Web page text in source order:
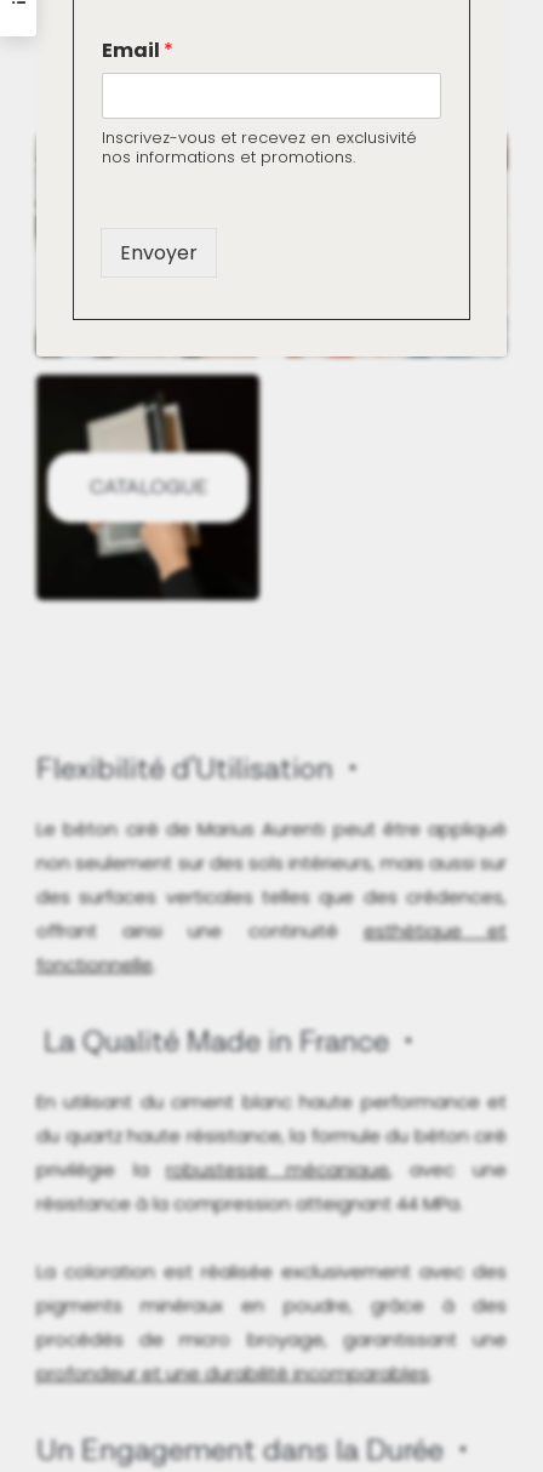
Échantillons et nuanciers
ÉCHANTILLONS
CATALOGUE
Flexibilité d'Utilisation
Le béton ciré de Marius Aurenti peut être appliqué
non seulement sur des sols intérieurs, mais aussi sur
des surfaces verticales telles que des crédences,
offrant ainsi une continuitéesthétique et
fonctionnelle.
La Qualité Made in France
En utilisant du ciment blanc haute performance et
du quartz haute résistance, la formule du béton ciré
privilégie larobustesse mécanique, avec une
résistance à la compression atteignant 44 MPa.
La coloration est réalisée exclusivement avec des
pigments minéraux en poudre, grâce à des
procédés de micro broyage, garantissant une
profondeur et une durabilité incomparables.
Un Engagement dans la Durée
E
m
i
l
Email *
Inscrivez-vous et recevez en exclusivité
nos informations et promotions.
Envoyer